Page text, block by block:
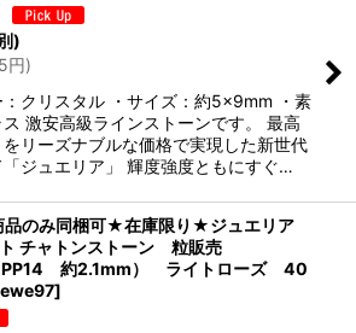
)
円)
：クリスタル ・サイズ：約5×9mm ・素
激安高級ラインストーンです。 最高
リーズナブルな価格で実現した新世代
「ジュエリア」 輝度強度ともにすぐ…
のみ同梱可★在庫限り★ジュエリア
チャトンストーン 粒販売
PP14 約2.1mm） ライトローズ 40
]